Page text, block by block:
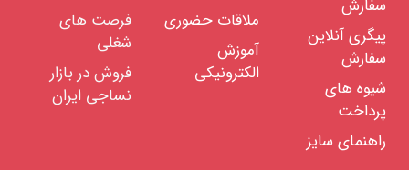
ساویو
ولکمن
ساورر
ماشین
آلات
بافندگی
ماشین
سفارش
پیگری آنلاین
سفارش
شیوه های
پرداخت
راهنمای سایز
ملاقات حضوری
آموزش
الکترونیکی
فرصت های
شغلی
فروش در بازار
نساجی ایران